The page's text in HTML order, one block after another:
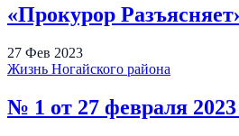
«Прокурор
27 Фев 2023
Жизнь Ногайского района
№ 1 от 27 февраля 2023